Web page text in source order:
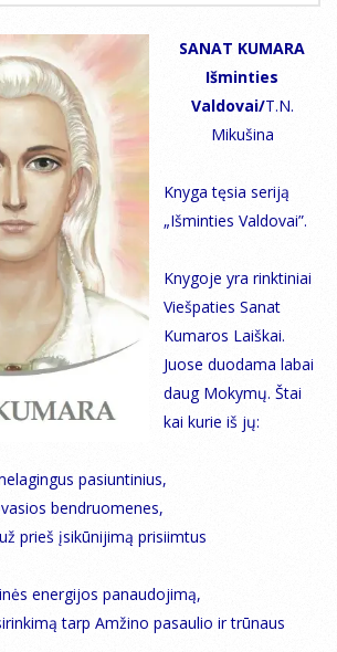
SANAT KUMARA
Išminties
Valdovai/T.N.
Mikušina
Knyga tęsia seriją
„Išminties Valdovai”.
Knygoje yra rinktiniai
Viešpaties Sanat
Kumaros Laiškai.
Juose duodama labai
daug Mokymų. Štai
kai kurie iš jų:
pasiuntinius,
bendruomenes,
prieš įsikūnijimą prisiimtus
energijos panaudojimą,
tarp Amžino pasaulio ir trūnaus